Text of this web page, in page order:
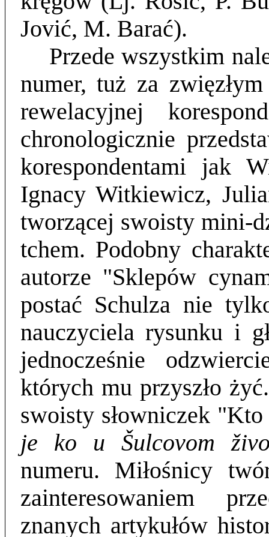
Jović, M. Barać).
Przede wszystkim
numer, tuż za
rewelacyjnej
chronologicznie
korespondentami jak
Ignacy Witkiewicz,
tworzącej swoisty mini-
tchem. Podobny
autorze "Sklepów
postać Schulza nie
nauczyciela rysunku i
jednocześnie
których mu przyszło
swoisty słowniczek
je ko u Šulcovom
numeru. Miłośnicy
zainteresowaniem
znanych artykułów